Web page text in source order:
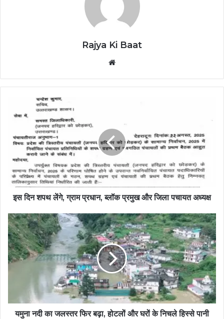
Rajya Ki Baat
इस दिन शपथ लेंगे, ग्राम प्रधान, ब्लॉक प्रमुख और जिला पचायत अध्यक्ष
यमुना नदी का जलस्तर फिर बढ़ा, होटलों और घरों के निचले हिस्से पानी